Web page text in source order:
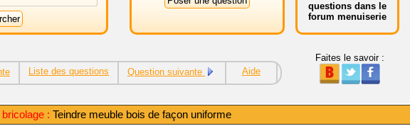
questions dans le
forum menuiserie
Liste des questions Question suivante Aide
Faites le savoir :
: Teindre meuble bois de façon uniforme